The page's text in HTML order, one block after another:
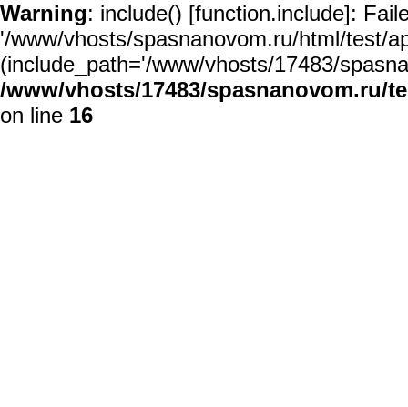
Warning: include() [function.include]:
'/www/vhosts/spasnanovom.ru/html/test/
(include_path='/www/vhosts/17483/
/www/vhosts/17483/spasnanovom.ru/
on line 16